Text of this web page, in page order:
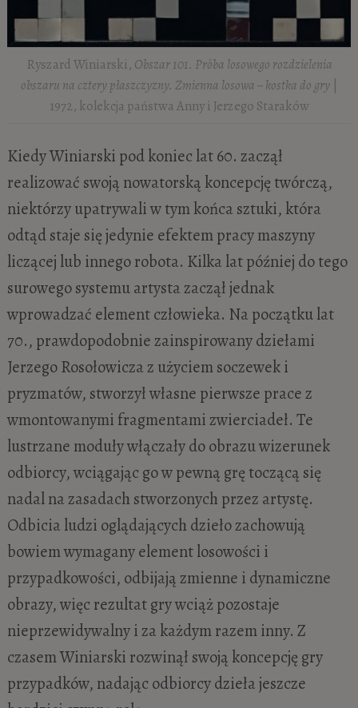
Ryszard Winiarski, Obszar 101. Próba losowego rozdzielenia
obszaru na cztery płaszczyzny. Zmienna losowa – kostka do gry|
1972, kolekcja państwa Anny i Jerzego Staraków
Kiedy Winiarski pod koniec lat 60. zaczął
realizować swoją nowatorską koncepcję twórczą,
niektórzy upatrywali w tym końca sztuki, która
odtąd staje się jedynie efektem pracy maszyny
liczącej lub innego robota. Kilka lat później do tego
surowego systemu artysta zaczął jednak
wprowadzać element człowieka. Na początku lat
70., prawdopodobnie zainspirowany dziełami
Jerzego Rosołowicza z użyciem soczewek i
pryzmatów, stworzył własne pierwsze prace z
wmontowanymi fragmentami zwierciadeł. Te
lustrzane moduły włączały do obrazu wizerunek
odbiorcy, wciągając go w pewną grę toczącą się
nadal na zasadach stworzonych przez artystę.
Odbicia ludzi oglądających dzieło zachowują
bowiem wymagany element losowości i
przypadkowości, odbijają zmienne i dynamiczne
obrazy, więc rezultat gry wciąż pozostaje
nieprzewidywalny i za każdym razem inny. Z
czasem Winiarski rozwinął swoją koncepcję gry
przypadków, nadając odbiorcy dzieła jeszcze